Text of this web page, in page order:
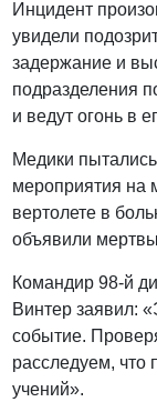
Инцидент
увидели
задержание и
подразделения
и ведут огонь в
Медики
мероприятия на
вертолете в
объявили
Командир 98-й
Винтер заявил:
событие.
расследуем, что
учений».